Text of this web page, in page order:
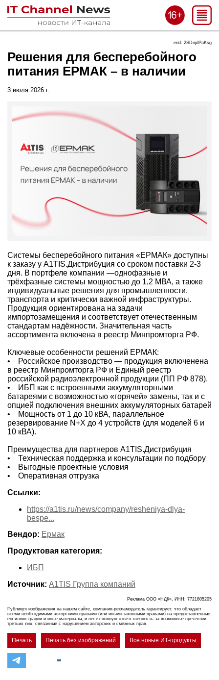
erid: 2SDnjdPaKsg
Решения для бесперебойного
питания ЕРМАК – в наличии
3 июля 2026 г.
Системы бесперебойного питания «ЕРМАК» доступны
к заказу у A1TIS.Дистрибуция со сроком поставки 2-3
дня. В портфеле компании —однофазные и
трёхфазные системы мощностью до 1,2 МВА, а также
индивидуальные решения для промышленности,
транспорта и критически важной инфраструктуры.
Продукция ориентирована на задачи
импортозамещения и соответствует отечественным
стандартам надёжности. Значительная часть
ассортимента включена в реестр Минпромторга РФ.
Ключевые особенности решений ЕРМАК:
• Российское производство — продукция включенена
в реестр Минпромторга РФ и Единый реестр
российской радиоэлектронной продукции (ПП РФ 878).
• ИБП как с встроенными аккумуляторными
батареями с возможностью «горячей» замены, так и с
опцией подключения внешних аккумуляторных батарей
• Мощность от 1 до 10 кВА, параллельное
резервирование N+X до 4 устройств (для моделей 6 и
10 кВА).
Преимущества для партнеров A1TIS.Дистрибуция
• Техническая поддержка и консультации по подбору
• Выгодные проектные условия
• Оперативная отгрузка
Ссылки:
https://a1tis.ru/news/company/resheniya-dlya-
bespe...
Вендор: Ермак
Продуктовая категория:
ИБП
Источник: A1TIS Группа компаний
Реклама ООО «НДК», ИНН: 7721805205
Публикуя изображения на нашем сайте, компания-рекламодатель гарантирует, что обладает
всеми необходимыми авторскими правами (или иными законными правами) на предоставленные
ею иллюстрации и иные материалы, и несёт полную ответственность за возможные претензии
третьих лиц, связанные с нарушением авторских и смежных прав.
Печать Печать без изображений Все новые ИТ-продукты